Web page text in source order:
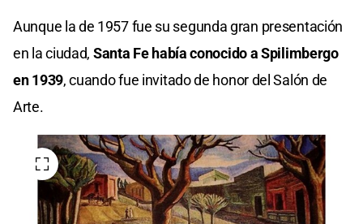
Aunque la de 1957 fue su segunda gran presentación
en la ciudad, Santa Fe había conocido a Spilimbergo
en 1939, cuando fue invitado de honor del Salón de
Arte.